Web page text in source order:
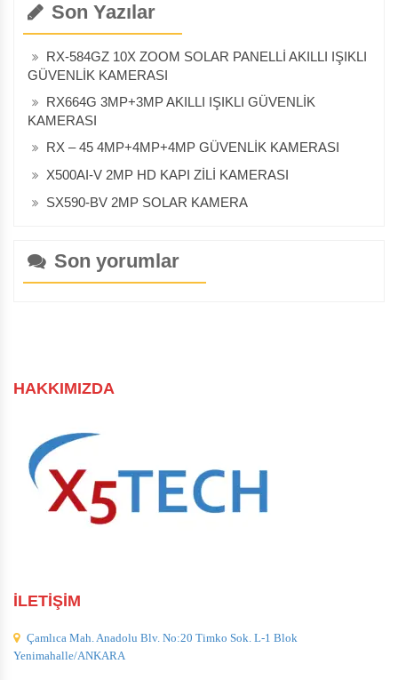
Son Yazılar
RX-584GZ 10X ZOOM SOLAR PANELLİ AKILLI IŞIKLI
GÜVENLİK KAMERASI
RX664G 3MP+3MP AKILLI IŞIKLI GÜVENLİK
KAMERASI
RX – 45 4MP+4MP+4MP GÜVENLİK KAMERASI
X500AI-V 2MP HD KAPI ZİLİ KAMERASI
SX590-BV 2MP SOLAR KAMERA
Son yorumlar
HAKKIMIZDA
İLETİŞİM
Çamlıca Mah. Anadolu Blv. No:20 Timko Sok. L-1 Blok
Yenimahalle/ANKARA